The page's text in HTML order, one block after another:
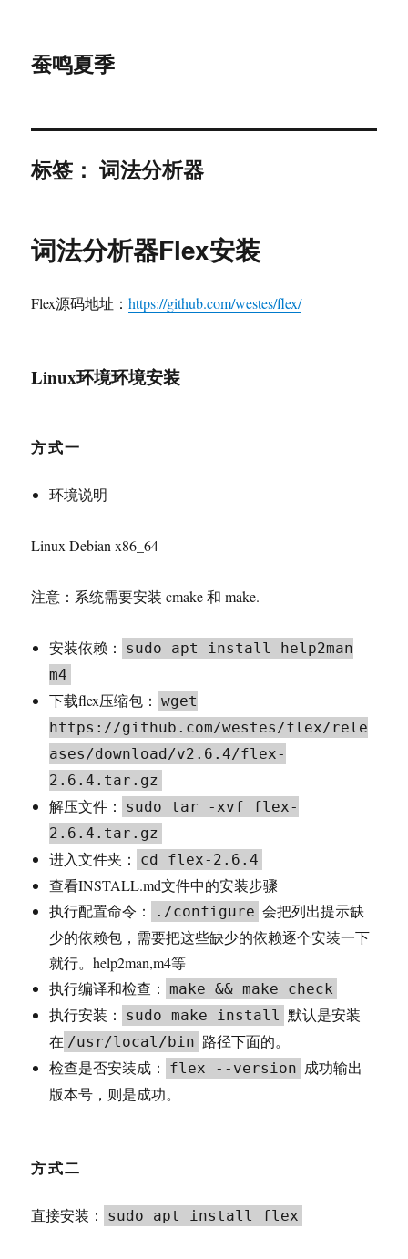
蚕鸣夏季
标签：词法分析器
词法分析器Flex安装
Flex源码地址：https://github.com/westes/flex/
Linux环境环境安装
方式一
环境说明
Linux Debian x86_64
注意：系统需要安装 cmake 和 make.
安装依赖：
sudo apt install help2man
m4
下载flex压缩包：
wget
https://github.com/westes/flex/rele
ases/download/v2.6.4/flex-
2.6.4.tar.gz
解压文件：
sudo tar -xvf flex-
2.6.4.tar.gz
进入文件夹： cd flex-2.6.4
查看INSTALL.md文件中的安装步骤
执行配置命令：
./configure 会把列出提示缺
少的依赖包，需要把这些缺少的依赖逐个安装一下
就行。help2man,m4等
执行编译和检查：
make && make check
执行安装： sudo make install 默认是安装
在 /usr/local/bin 路径下面的。
检查是否安装成：
flex --version 成功输出
版本号，则是成功。
方式二
直接安装： sudo apt install flex